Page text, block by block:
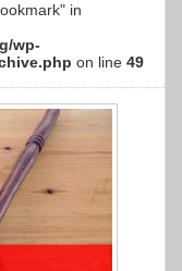
in
wp-
on line 49